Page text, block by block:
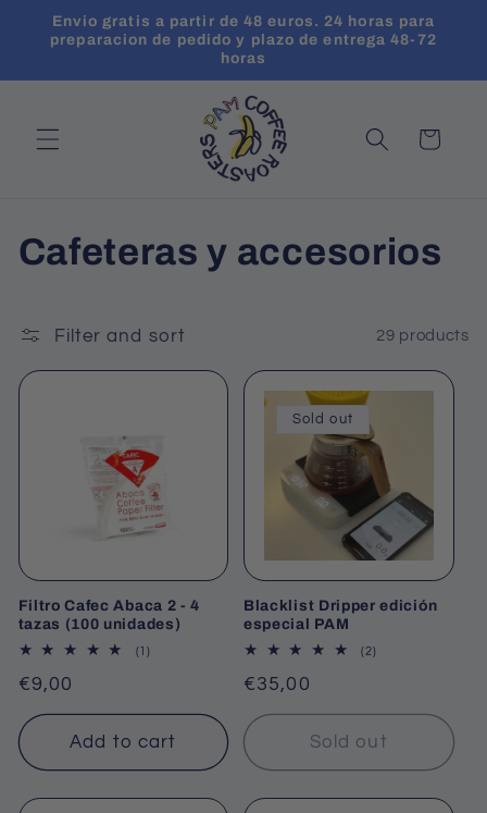
Skip to
content
Envio gratis a partir de 48 euros. 24 horas para
preparacion de pedido y plazo de entrega 48-72
horas
Cart
C
l
l
i
o
n
:
Cafeteras y accesorios
Filter and sort 29 products
Filtro Cafec Abaca 2 - 4
tazas (100 unidades)
(1)1
Regular
price
€9,00
Add to cart
Sold out
Blacklist Dripper edición
especial PAM
(2)2
Regular
price
€35,00
Sold out